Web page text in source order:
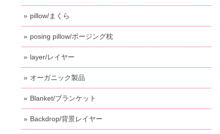
pillow/まくら
posing pillow/ポージング枕
layer/レイヤー
オーガニック製品
Blanket/ブランケット
Backdrop/背景レイヤー